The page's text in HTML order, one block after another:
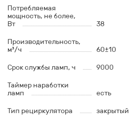
Потребляемая
мощность, не более,
Вт
38
Производительность,
м³/ч
60±10
Срок службы ламп, ч 9000
Таймер наработки
ламп
есть
Тип рециркулятора закрытый